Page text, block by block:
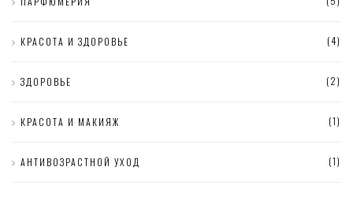
КРАСОТА И ЗДОРОВЬЕ (4)
ЗДОРОВЬЕ (2)
КРАСОТА И МАКИЯЖ (1)
АНТИВОЗРАСТНОЙ УХОД (1)